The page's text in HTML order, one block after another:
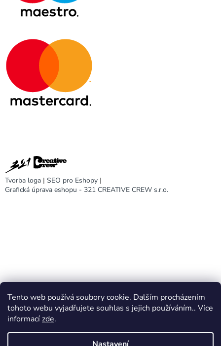
Tento web používá soubory cookie. Dalším procházením
tohoto webu vyjadřujete souhlas s jejich používáním.. Více
informacízde.
Tvorba loga | SEO pro Eshopy |
Grafická úprava eshopu - 321 CREATIVE CREW s.r.o.
DARA design